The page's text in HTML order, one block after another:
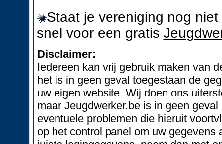
Staat je vereniging nog
snel voor een gratis
Disclaimer:
Iedereen kan vrij gebruik maken van
het is in geen geval toegestaan de
uw eigen website. Wij doen ons
maar Jeugdwerker.be is in geen
eventuele problemen die hieruit
op het control panel om uw